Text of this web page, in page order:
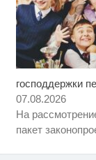
господдержки
07.08.2026
На
пакет
а